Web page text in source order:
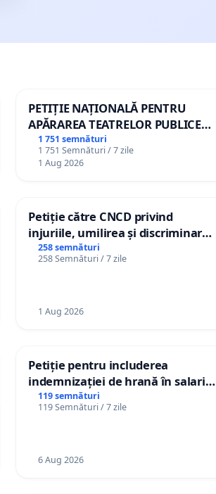
PETIȚIE NAȚIONALĂ PENTRU
APĂRAREA TEATRELOR PUBLICE
DE REPERTORIU DIN ROMÂNIA
1 751 semnături
1 751 Semnături / 7 zile
1 Aug 2026
Petiție către CNCD privind
injuriile, umilirea și discriminarea
persoanelor cu dizabilități de
către utilizatorul TikTok „Gorici”
258 semnături
258 Semnături / 7 zile
1 Aug 2026
Petiție pentru includerea
indemnizației de hrană în salariul
de bază și protejarea gradațiilor
de vechime pentru asistenții
119 semnături
119 Semnături / 7 zile
6 Aug 2026